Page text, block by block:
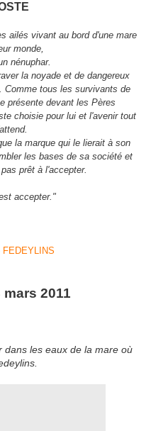
ailés vivant au bord d'une mare
monde,
nénuphar.
erla noyade et de dangereux
Comme tous les survivants de
présente devant les Pères
choisie pour lui et l'avenir tout
la marque qui le lierait à son
erles bases de sa société et
prêt à l'accepter.
accepter."
FEDEYLINS
2011
dans les eaux de la mare où